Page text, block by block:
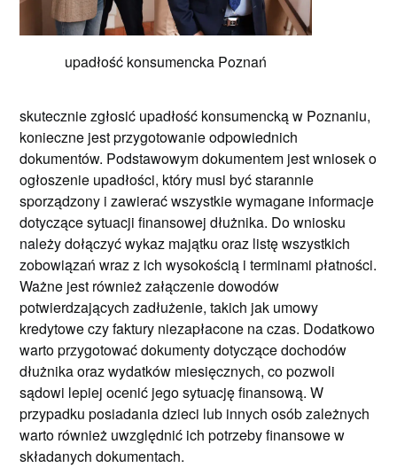
upadłość konsumencka Poznań
skutecznie zgłosić upadłość konsumencką w Poznaniu,
konieczne jest przygotowanie odpowiednich
dokumentów. Podstawowym dokumentem jest wniosek o
ogłoszenie upadłości, który musi być starannie
sporządzony i zawierać wszystkie wymagane informacje
dotyczące sytuacji finansowej dłużnika. Do wniosku
należy dołączyć wykaz majątku oraz listę wszystkich
zobowiązań wraz z ich wysokością i terminami płatności.
Ważne jest również załączenie dowodów
potwierdzających zadłużenie, takich jak umowy
kredytowe czy faktury niezapłacone na czas. Dodatkowo
warto przygotować dokumenty dotyczące dochodów
dłużnika oraz wydatków miesięcznych, co pozwoli
sądowi lepiej ocenić jego sytuację finansową. W
przypadku posiadania dzieci lub innych osób zależnych
warto również uwzględnić ich potrzeby finansowe w
składanych dokumentach.